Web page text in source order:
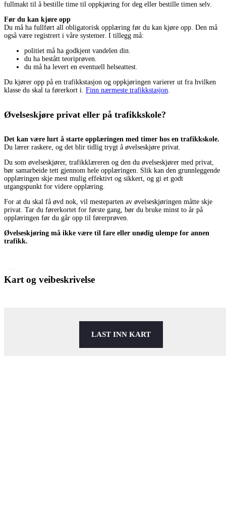
fullmakt til å bestille time til oppkjøring for deg eller bestille timen selv.
Før du kan kjøre opp
Du må ha fullført all obligatorisk opplæring før du kan kjøre opp. Den må
også være registrert i våre systemer. I tillegg må:
politiet må ha godkjent vandelen din.
du ha bestått teoriprøven.
du må ha levert en eventuell helseattest.
Du kjører opp på en trafikkstasjon og oppkjøringen varierer ut fra hvilken
klasse du skal ta førerkort i. Finn nærmeste trafikkstasjon
Øvelseskjøre privat eller på trafikkskole?
Det kan være lurt å starte opplæringen med timer hos en trafikkskole.
Du lærer raskere, og det blir tidlig trygt å øvelseskjøre privat.
Du som øvelseskjører, trafikklæreren og den du øvelseskjører med privat,
bør samarbeide tett gjennom hele opplæringen. Slik kan den grunnleggende
opplæringen skje mest mulig effektivt og sikkert, og gi et godt
utgangspunkt for videre opplæring.
For at du skal få øvd nok, vil mesteparten av øvelseskjøringen måtte skje
privat. Tar du førerkortet for første gang, bør du bruke minst to år på
opplæringen før du går opp til førerprøven.
Øvelseskjøring må ikke være til fare eller unødig ulempe for annen
trafikk.
Kart og veibeskrivelse
LAST INN KART